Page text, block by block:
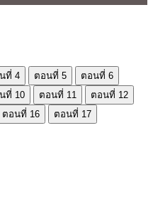
ที่ 4 ตอนที่ 5
ตอนที่ 6
ที่ 10 ตอนที่ 11
ตอนที่ 12
ตอนที่ 16
ตอนที่ 17